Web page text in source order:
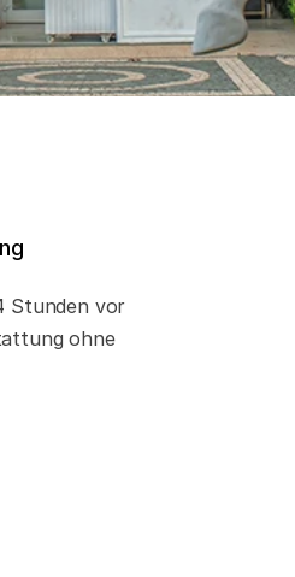
Stunden vor
ohne